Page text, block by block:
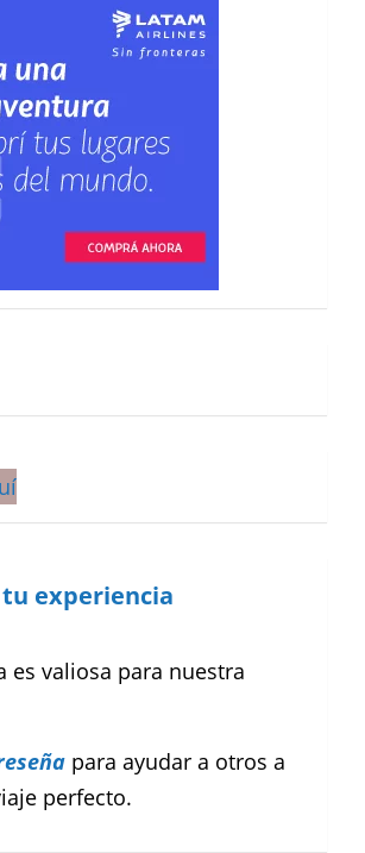
experiencia
es valiosa para nuestra
para ayudar a otros a
perfecto.